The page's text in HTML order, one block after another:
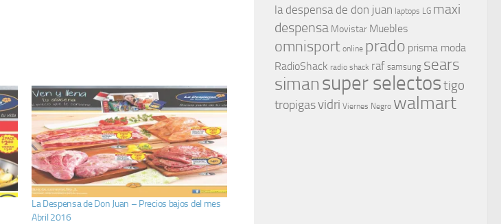
La Despensa de Don Juan – Precios bajos del mes
Abril 2016
la despensa de don juan laptops LG maxi
despensa Movistar Muebles
omnisport online prado prisma moda
RadioShack radio shack raf samsung sears
simansuper selectostigo
tropigasvidri Viernes Negro walmart